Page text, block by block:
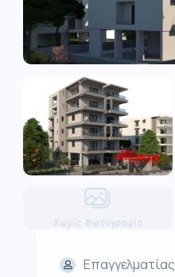
Χωρίς Φωτογραφία
Επαγγελματίας